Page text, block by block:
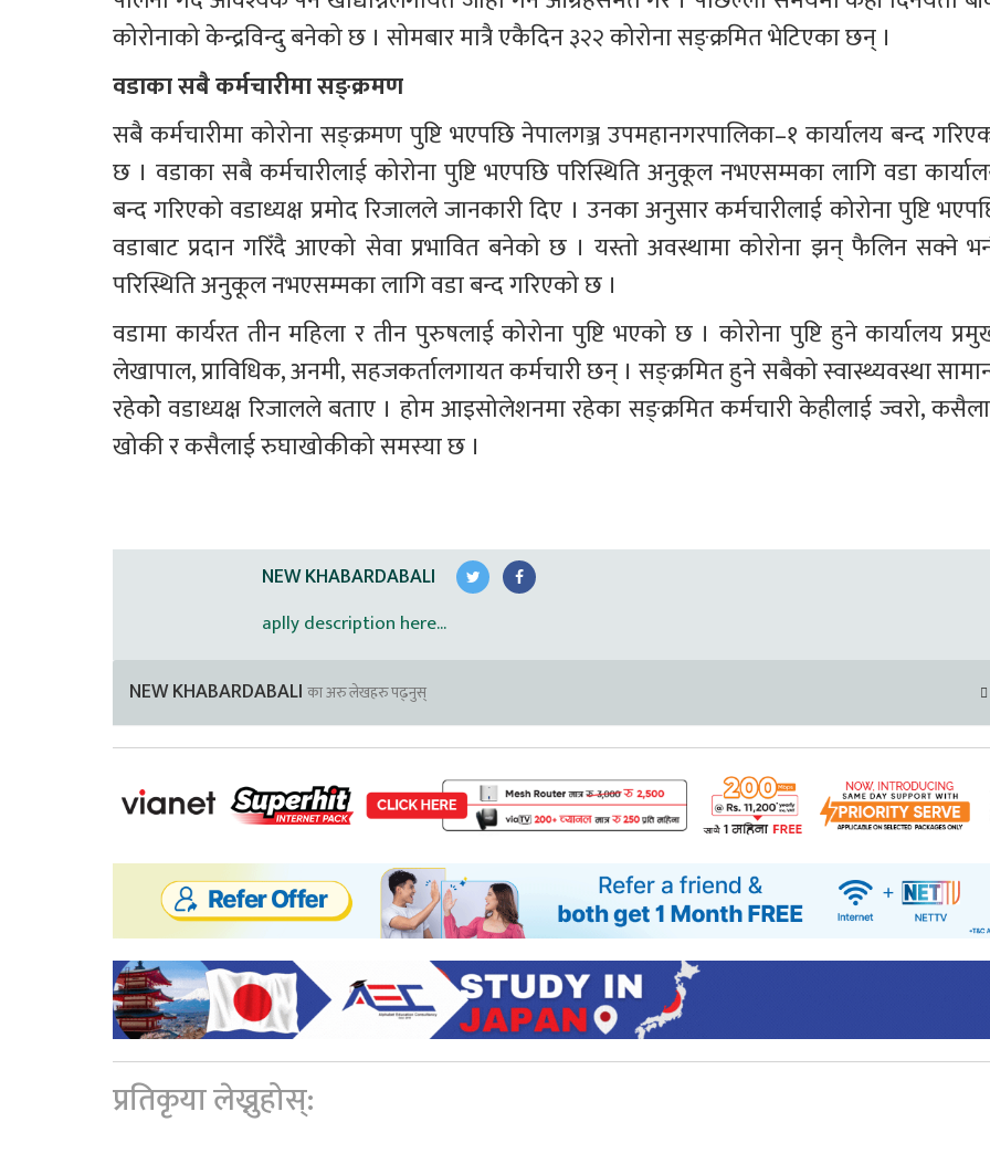
कोरोनाको केन्द्रविन्दु बनेको छ । सोमबार मात्रै एकैदिन ३२२ कोरोना सङ्क्रमित भेटिएका छन् ।
वडाका सबै कर्मचारीमा सङ्क्रमण
सबै कर्मचारीमा कोरोना सङ्क्रमण पुष्टि भएपछि नेपालगञ्ज उपमहानगरपालिका–१ कार्यालय बन्द
छ । वडाका सबै कर्मचारीलाई कोरोना पुष्टि भएपछि परिस्थिति अनुकूल नभएसम्मका लागि वडा
बन्द गरिएको वडाध्यक्ष प्रमोद रिजालले जानकारी दिए । उनका अनुसार कर्मचारीलाई कोरोना पुष्टि
वडाबाट प्रदान गरिँदै आएको सेवा प्रभावित बनेको छ । यस्तो अवस्थामा कोरोना झन् फैलिन सक्ने
परिस्थिति अनुकूल नभएसम्मका लागि वडा बन्द गरिएको छ ।
वडामा कार्यरत तीन महिला र तीन पुरुषलाई कोरोना पुष्टि भएको छ । कोरोना पुष्टि हुने कार्यालय
लेखापाल, प्राविधिक, अनमी, सहजकर्तालगायत कर्मचारी छन् । सङ्क्रमित हुने सबैको स्वास्थ्यवस्था
रहेकोे वडाध्यक्ष रिजालले बताए । होम आइसोलेशनमा रहेका सङ्क्रमित कर्मचारी केहीलाई ज्वरो,
खोकी र कसैलाई रुघाखोकीको समस्या छ ।
NEW KHABARDABALI
aplly description here...
NEW KHABARDABALI का अरु लेखहरु पढ्नुस्
प्रतिकृया लेख्नुहोस्: